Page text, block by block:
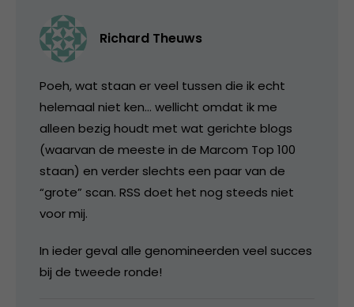
Richard Theuws
Poeh, wat staan er veel tussen die ik echt
helemaal niet ken… wellicht omdat ik me
alleen bezig houdt met wat gerichte blogs
(waarvan de meeste in de Marcom Top 100
staan) en verder slechts een paar van de
“grote” scan. RSS doet het nog steeds niet
voor mij.
In ieder geval alle genomineerden veel succes
bij de tweede ronde!